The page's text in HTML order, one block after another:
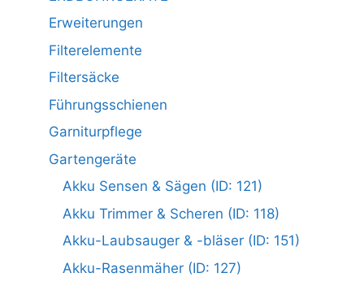
Erweiterungen
Filterelemente
Filtersäcke
Führungsschienen
Garniturpflege
Gartengeräte
Akku Sensen & Sägen (ID: 121)
Akku Trimmer & Scheren (ID: 118)
Akku-Laubsauger & -bläser (ID: 151)
Akku-Rasenmäher (ID: 127)